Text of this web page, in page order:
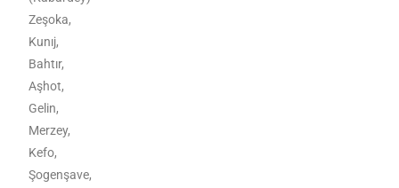
Zeşoka,
Kunıj,
Bahtır,
Aşhot,
Gelin,
Merzey,
Kefo,
Şogenşave,